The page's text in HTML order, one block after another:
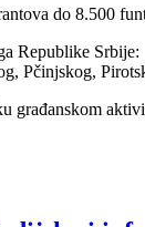
do 8.500
Republike Srbije:
Pčinjskog,
građanskom